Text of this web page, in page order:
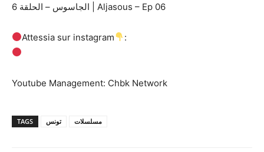
الجاسوس – الحلقة 6 | Aljasous – Ep 06
Attessia sur instagram :
Youtube Management: Chbk Network
TAGS تونس مسلسلات